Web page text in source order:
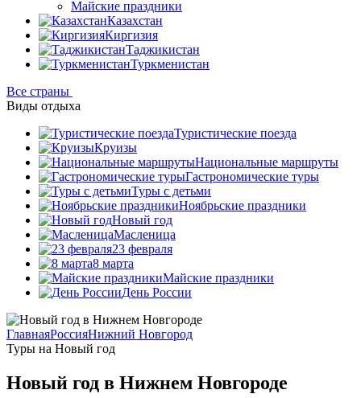
Майские праздники
Казахстан
Киргизия
Таджикистан
Туркменистан
Все страны
Виды отдыха
Туристические поезда
Круизы
Национальные маршруты
Гастрономические туры
Туры с детьми
Ноябрьские праздники
Новый год
Масленица
23 февраля
8 марта
Майские праздники
День России
ГлавнаяРоссияНижний Новгород
Туры на Новый год
Новый год в Нижнем Новгороде